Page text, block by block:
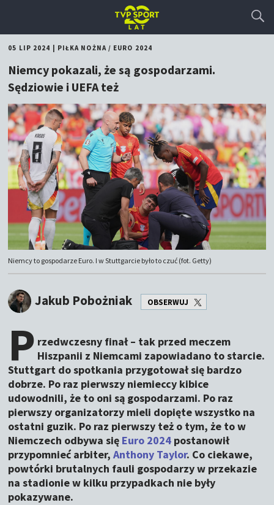
05 LIP 2024 PIŁKA NOŻNA/ EURO 2024
Niemcy pokazali, że są gospodarzami.
Sędziowie i UEFA też
Niemcy to gospodarze Euro. I w Stuttgarcie było to czuć (fot. Getty)
Jakub Pobożniak OBSERWUJ
P rzedwczesny finał – tak przed meczem
Hiszpanii z Niemcami zapowiadano to starcie.
Stuttgart do spotkania przygotował się bardzo
dobrze. Po raz pierwszy niemieccy kibice
udowodnili, że to oni są gospodarzami. Po raz
pierwszy organizatorzy mieli dopięte wszystko na
ostatni guzik. Po raz pierwszy też o tym, że to w
Niemczech odbywa się Euro 2024 postanowił
przypomnieć arbiter,Anthony Taylor. Co ciekawe,
powtórki brutalnych fauli gospodarzy w przekazie
na stadionie w kilku przypadkach nie były
pokazywane.